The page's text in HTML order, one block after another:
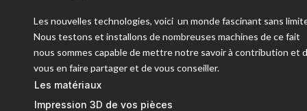
Les nouvelles technologies, voici un monde fascinant sans
Nous testons et installons de nombreuses machines de ce fait
nous sommes capable de mettre notre savoir à contribution et
vous en faire partager et de vous conseiller.
Les matériaux
Impression 3D de vos pièces